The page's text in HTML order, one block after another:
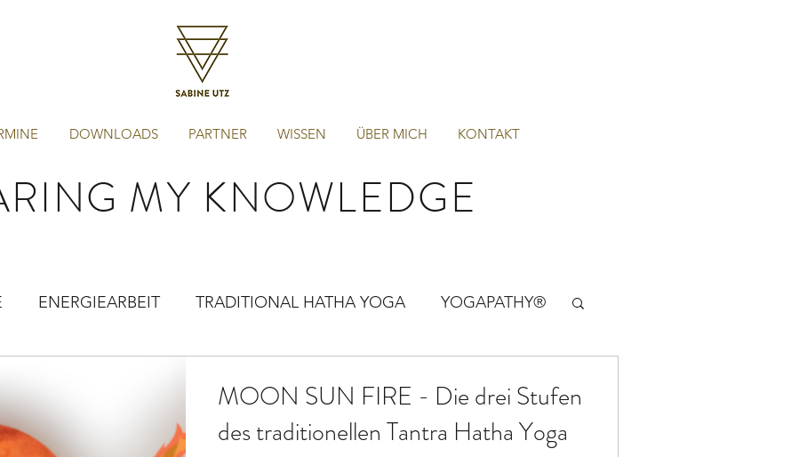
DOWNLOADS PARTNER WISSEN ÜBER MICH KONTAKT
MY KNOWLEDGE
ENERGIEARBEIT TRADITIONAL HATHA YOGA YOGAPATHY®
MOON SUN FIRE - Die drei Stufen
des traditionellen Tantra Hatha Yoga